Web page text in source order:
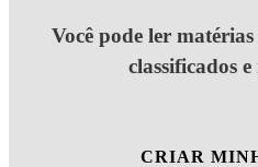
Você pode ler
classificados
CRIAR